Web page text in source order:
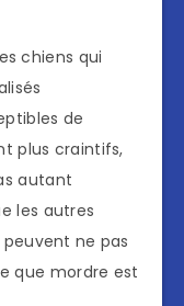
chiens qui
de
plus craintifs,
autant
les autres
peuvent ne pas
que mordre est